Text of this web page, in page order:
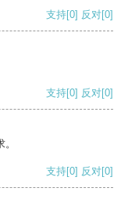
支持[0] 反对[0]
支持[0] 反对[0]
支持[0] 反对[0]